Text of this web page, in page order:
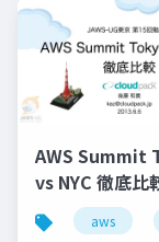
AWS Summit
vs NYC 徹底比
aws